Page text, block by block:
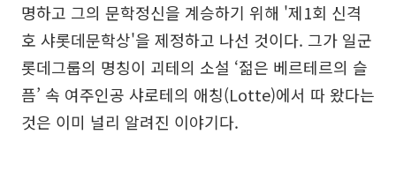
명하고 그의 문학정신을 계승하기 위해 '제1회 신격
호 샤롯데문학상'을 제정하고 나선 것이다. 그가 일군
롯데그룹의 명칭이 괴테의 소설 ‘젊은 베르테르의 슬
픔’ 속 여주인공 샤로테의 애칭(Lotte)에서 따 왔다는
것은 이미 널리 알려진 이야기다.